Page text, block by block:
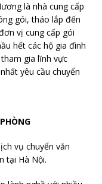
là nhà cung cấp
gói, tháo lắp đến
vị cung cấp gói
hết các hộ gia đình
gia lĩnh vực
yêu cầu chuyển
vụ chuyển văn
tại Hà Nội.